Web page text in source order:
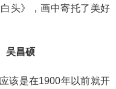
头》，画中寄托了美好
吴昌硕
是在1900年以前就开